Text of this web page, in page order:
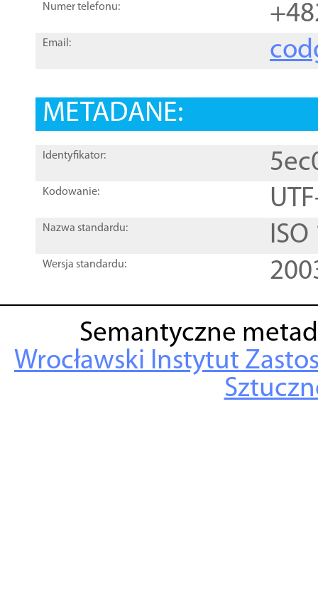
Numer telefonu:
Email:
METADANE:
Identyfikator:
Kodowanie:
Nazwa standardu:
Wersja standardu:
Semantyczne
Wrocławski Instytut